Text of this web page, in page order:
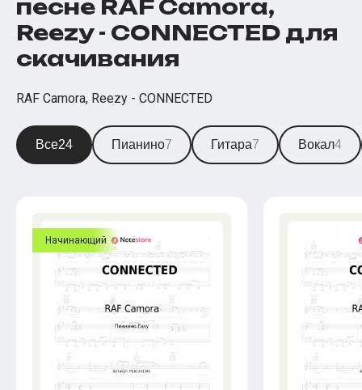
песне RAF Camora,
Reezy - CONNECTED для
скачивания
RAF Camora, Reezy - CONNECTED
Все24 Пианино7 Гитара7 Вокал4
Начинающий